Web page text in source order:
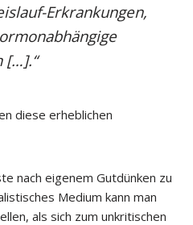
Erkrankungen,
[…].“
diese erheblichen
nach eigenem Gutdünken zu
Medium kann man
als sich zum unkritischen